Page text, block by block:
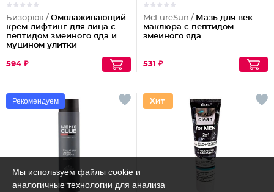
Бизорюк / Омолаживающий
крем-лифтинг для лица с
пептидом змеиного яда и
муцином улитки
594 ₽
McLureSun / Мазь для век
маклюра с пептидом
змеиного яда
531 ₽
Рекомендуем
Мы используем файлы cookie и
аналогичные технологии для анализа